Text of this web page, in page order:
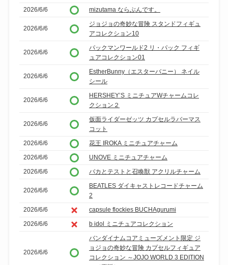
2026/6/6
mizutama ならぶんです。
2026/6/6
ジョジョの奇妙な冒険 スタンドフィギュ
アコレクション10
2026/6/6
パックマンワールド2 リ・パック フィギ
ュアコレクション01
2026/6/6
EstherBunny（エスターバニー） ネイル
シール
2026/6/6
HERSHEY’S ミニチュアWチャームコレ
クション２
2026/6/6
仮面ライダーゼッツ カプセルラバーマス
コット
2026/6/6
花王 IROKA ミニチュアチャーム
2026/6/6
UNOVE ミニチュアチャーム
2026/6/6
バカとテストと召喚獣 アクリルチャーム
2026/6/6
BEATLES ダイキャストレコードチャーム
2
2026/6/6
capsule flockies BUCHAgurumi
2026/6/6
b idol ミニチュアコレクション
2026/6/6
バンダイナムコアミューズメント限定 ジ
ョジョの奇妙な冒険 カプセルフィギュア
コレクション ～JOJO WORLD 3 EDITION